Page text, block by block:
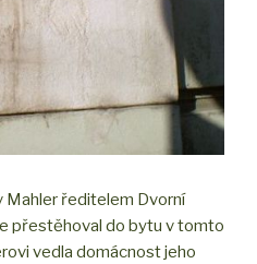
Mahler ředitelem Dvorní
přestěhoval do bytu v tomto
vedla domácnost jeho